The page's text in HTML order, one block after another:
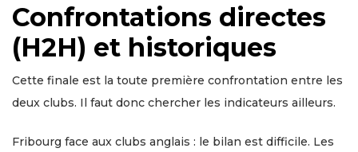
Confrontations directes
(H2H) et historiques
Cette finale est la toute première confrontation entre les
deux clubs. Il faut donc chercher les indicateurs ailleurs.
Fribourg face aux clubs anglais : le bilan est difficile. Les